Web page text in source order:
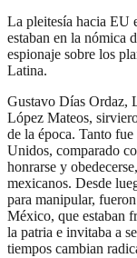
La pleitesía hacia EU
estaban en la nómica
espionaje sobre los
Latina.
Gustavo Días Ordaz,
López Mateos,
de la época. Tanto
Unidos, comparado
honrarse y
mexicanos. Desde
para manipular,
México, que estaban
la patria e invitaba a
tiempos cambian